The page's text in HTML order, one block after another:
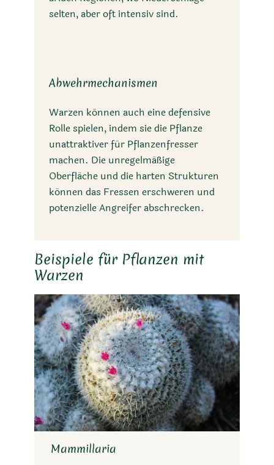
selten, aber oft intensiv sind.
Abwehrmechanismen
Warzen können auch eine defensive
Rolle spielen, indem sie die Pflanze
unattraktiver für Pflanzenfresser
machen. Die unregelmäßige
Oberfläche und die harten Strukturen
können das Fressen erschweren und
potenzielle Angreifer abschrecken.
Beispiele für Pflanzen mit
Warzen
Mammillaria